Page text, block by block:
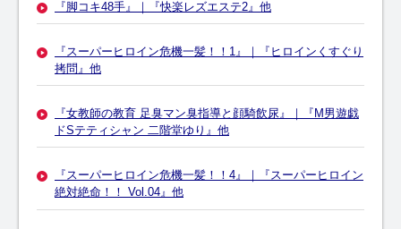
『脚コキ48手』｜『快楽レズエステ2』他
『スーパーヒロイン危機一髪！！1』｜『ヒロインくすぐり
拷問』他
『女教師の教育 足臭マン臭指導と顔騎飲尿』｜『M男遊戯
ドSテティシャン 二階堂ゆり』他
『スーパーヒロイン危機一髪！！4』｜『スーパーヒロイン
絶対絶命！！ Vol.04』他